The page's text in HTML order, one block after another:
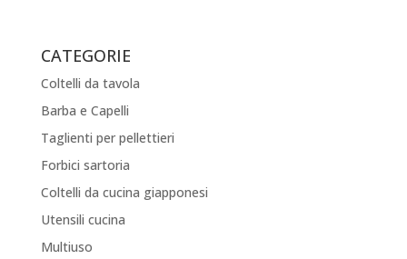
CATEGORIE
Coltelli da tavola
Barba e Capelli
Taglienti per pellettieri
Forbici sartoria
Coltelli da cucina giapponesi
Utensili cucina
Multiuso